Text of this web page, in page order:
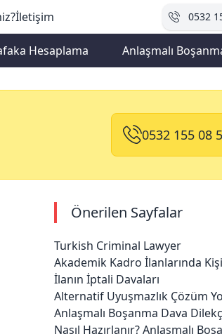
İletişim 0532
Hesaplama Anlaşmalı
0532 155 08
Önerilen Sayfalar
Turkish Criminal Lawyer
Akademik Kadro İlanlarında
İlanın İptali Davaları
Alternatif Uyuşmazlık Çözüm
Anlaşmalı Boşanma Dava
Nasıl Hazırlanır? Anlaşmalı